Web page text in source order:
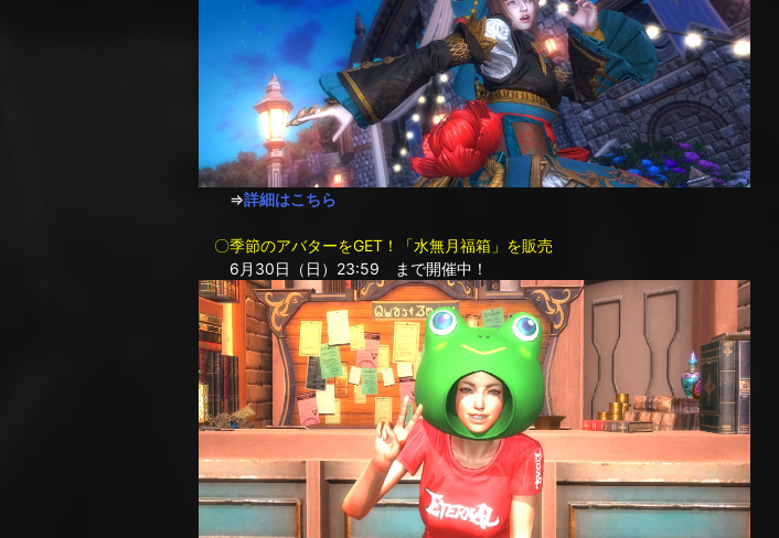
⇒詳細はこちら
〇季節のアバターをGET！「水無月福箱」を販売
6月30日（日）23:59 まで開催中！